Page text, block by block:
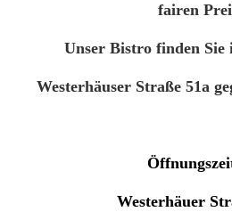
fairen
Unser Bistro finden
Westerhäuser Straße 51a
Westerhäuer